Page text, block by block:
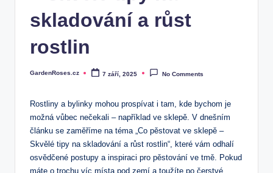
skladování a růst
rostlin
Posted
GardenRoses.cz 7 září, 2025 No Comments
Rostliny a bylinky mohou prospívat i tam, kde bychom je‍
možná vůbec nečekali​ – ​například ve sklepě. V dnešním
článku se zaměříme ⁢na téma „Co pěstovat ve sklepě –
Skvělé tipy na skladování a růst rostlin“, které vám odhalí
osvědčené ‍postupy ⁢a inspiraci pro pěstování ve tmě. Pokud
máte o trochu víc místa pod zemí a toužíte po čerstvé